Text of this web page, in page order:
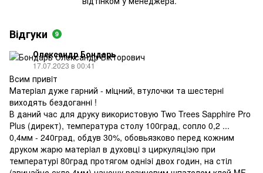
Відгуки 9
Олександр Бондарь
17.07.2023 в 00:41
Всим привiт
Матерiал дуже гарний - мiцний, втулочки та шестернi
виходять бездоганнi !
В даний час для друку використовую Two Trees Sapphire Pro
Plus (директ), температура столу 100град, сопло 0,2 ...
0,4мм - 240град, обдув 30%, обовьязково перед кожним
друком жарю матерiал в духовцi з циркуляцiэю при
температурi 80град протягом однiэi двох годин, на стiл